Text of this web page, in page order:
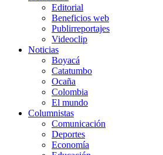
Editorial
Beneficios web
Publirreportajes
Videoclip
Noticias
Boyacá
Catatumbo
Ocaña
Colombia
El mundo
Columnistas
Comunicación
Deportes
Economía